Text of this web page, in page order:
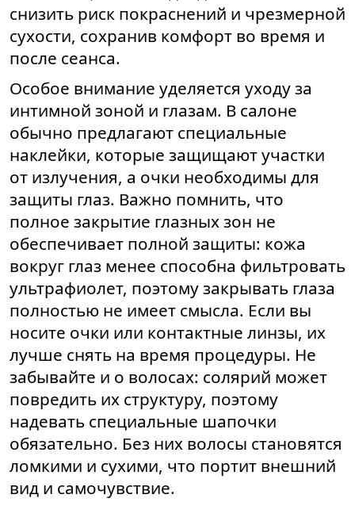
снизить риск покраснений и чрезмерной
сухости, сохранив комфорт во время и
после сеанса.
Особое внимание уделяется уходу за
интимной зоной и глазам. В салоне
обычно предлагают специальные
наклейки, которые защищают участки
от излучения, а очки необходимы для
защиты глаз. Важно помнить, что
полное закрытие глазных зон не
обеспечивает полной защиты: кожа
вокруг глаз менее способна фильтровать
ультрафиолет, поэтому закрывать глаза
полностью не имеет смысла. Если вы
носите очки или контактные линзы, их
лучше снять на время процедуры. Не
забывайте и о волосах: солярий может
повредить их структуру, поэтому
надевать специальные шапочки
обязательно. Без них волосы становятся
ломкими и сухими, что портит внешний
вид и самочувствие.